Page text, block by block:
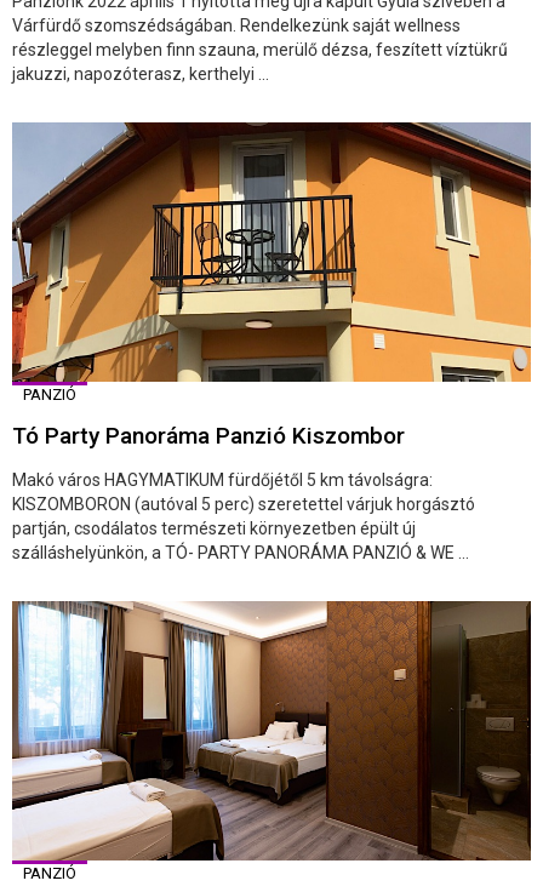
Várfürdő szomszédságában. Rendelkezünk saját wellness
részleggel melyben finn szauna, merülő dézsa, feszített víztükrű
jakuzzi, napozóterasz, kerthelyi ...
PANZIÓ
Tó Party Panoráma Panzió Kiszombor
Makó város HAGYMATIKUM fürdőjétől 5 km távolságra:
KISZOMBORON (autóval 5 perc) szeretettel várjuk horgásztó
partján, csodálatos természeti környezetben épült új
szálláshelyünkön, a TÓ- PARTY PANORÁMA PANZIÓ & WE ...
PANZIÓ